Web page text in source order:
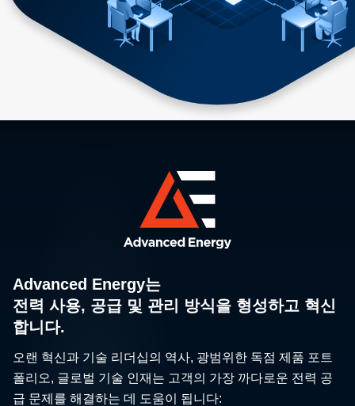
Advanced Energy는
전력 사용, 공급 및 관리 방식을 형성하고 혁신
합니다.
오랜 혁신과 기술 리더십의 역사, 광범위한 독점 제품 포트
폴리오, 글로벌 기술 인재는 고객의 가장 까다로운 전력 공
급 문제를 해결하는 데 도움이 됩니다: